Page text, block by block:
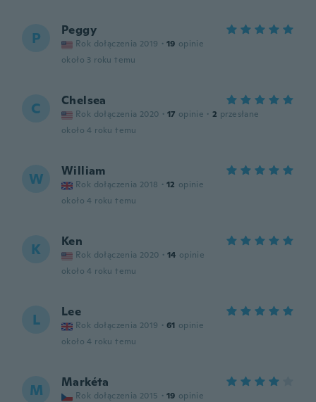
P Peggy
Rok dołączenia 2019 · 19 opinie
około 3 roku temu
C Chelsea
Rok dołączenia 2020 · 17 opinie · 2 przesłane
około 4 roku temu
W William
Rok dołączenia 2018 · 12 opinie
około 4 roku temu
K Ken
Rok dołączenia 2020 · 14 opinie
około 4 roku temu
L Lee
Rok dołączenia 2019 · 61 opinie
około 4 roku temu
M Markéta
Rok dołączenia 2015 · 19 opinie